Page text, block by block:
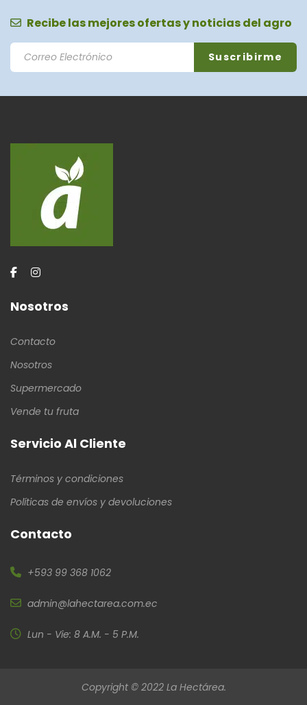
Recibe las mejores ofertas y noticias del agro
Nosotros
Contacto
Nosotros
Supermercado
Vende tu fruta
Servicio Al Cliente
Términos y condiciones
Políticas de envíos y devoluciones
Contacto
+593 99 368 1062
admin@lahectarea.com.ec
Lun - Vie: 8 A.M. - 5 P.M.
Copyright © 2022 La Hectárea.